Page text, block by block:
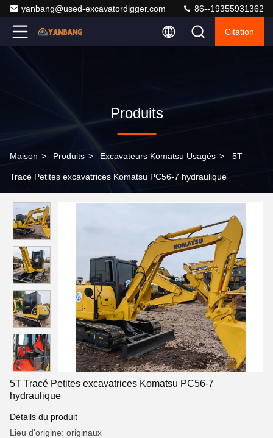
yanbang@used-excavatordigger.com 86--19355931362
Citation
Produits
Maison > Produits > Excavateurs Komatsu Usagés > 5T
Tracé Petites excavatrices Komatsu PC56-7 hydraulique
5T Tracé Petites excavatrices Komatsu PC56-7
hydraulique
Détails du produit
Lieu d'origine: originaux